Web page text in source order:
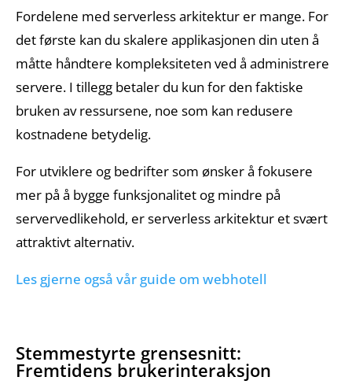
Fordelene med serverless arkitektur er mange. For
det første kan du skalere applikasjonen din uten å
måtte håndtere kompleksiteten ved å administrere
servere. I tillegg betaler du kun for den faktiske
bruken av ressursene, noe som kan redusere
kostnadene betydelig.
For utviklere og bedrifter som ønsker å fokusere
mer på å bygge funksjonalitet og mindre på
servervedlikehold, er serverless arkitektur et svært
attraktivt alternativ.
Les gjerne også vår guide om webhotell
Stemmestyrte grensesnitt:
Fremtidens brukerinteraksjon